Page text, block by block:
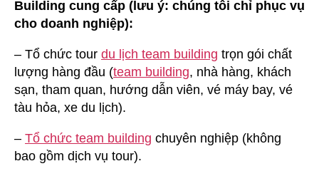
Building cung cấp (lưu ý: chúng tôi chỉ phục vụ
cho doanh nghiệp):
– Tổ chức tour du lịch team building trọn gói chất
lượng hàng đầu (team building, nhà hàng, khách
sạn, tham quan, hướng dẫn viên, vé máy bay, vé
tàu hỏa, xe du lịch).
– Tổ chức team building chuyên nghiệp (không
bao gồm dịch vụ tour).